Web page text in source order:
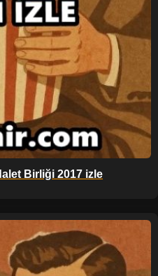
Birliği 2017 izle